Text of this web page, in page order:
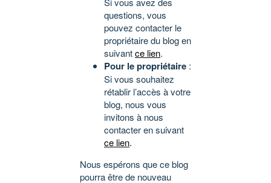
questions, vous
pouvez contacter le
propriétaire du blog en
suivantce lien.
Pour le propriétaire :
Si vous souhaitez
rétablir l’accès à votre
blog, nous vous
invitons à nous
contacter en suivant
ce lien.
Nous espérons que ce blog
pourra être de nouveau